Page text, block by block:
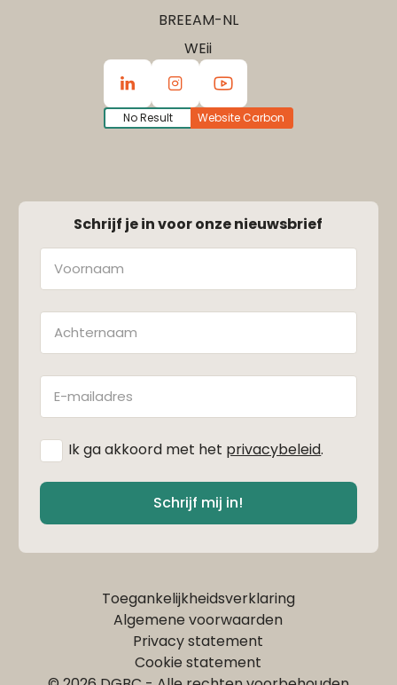
BREEAM-NL
WEii
No Result Website Carbon
Schrijf je in voor onze nieuwsbrief
Naam
Achternaam
E-
mailadres
Ik ga akkoord met het privacybeleid.
Schrijf mij in!
Toegankelijkheidsverklaring
Algemene voorwaarden
Privacy statement
Cookie statement